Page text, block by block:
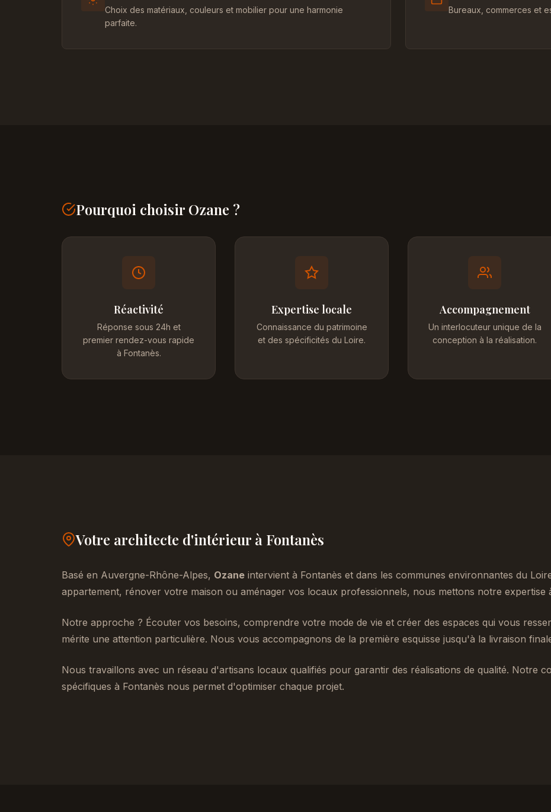
Choix des matériaux, couleurs et mobilier pour une harmonie
parfaite.
Bureaux, commerces et
Pourquoi choisir Ozane ?
Réactivité
Réponse sous 24h et
premier rendez-vous rapide
à Fontanès.
Expertise locale
Connaissance du patrimoine
et des spécificités du Loire.
Accompagnement
Un interlocuteur unique de la
conception à la réalisation.
Votre architecte d'intérieur à Fontanès
Basé en Auvergne-Rhône-Alpes, Ozane intervient à Fontanès et dans les communes environnantes du
appartement, rénover votre maison ou aménager vos locaux professionnels, nous mettons notre expertise
Notre approche ? Écouter vos besoins, comprendre votre mode de vie et créer des espaces qui vous
mérite une attention particulière. Nous vous accompagnons de la première esquisse jusqu'à la livraison
Nous travaillons avec un réseau d'artisans locaux qualifiés pour garantir des réalisations de qualité. Notre
spécifiques à Fontanès nous permet d'optimiser chaque projet.